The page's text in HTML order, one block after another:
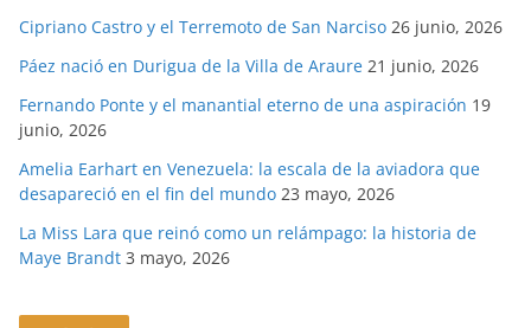
Cipriano Castro y el Terremoto de San Narciso 26 junio, 2026
Páez nació en Durigua de la Villa de Araure 21 junio, 2026
Fernando Ponte y el manantial eterno de una aspiración 19
junio, 2026
Amelia Earhart en Venezuela: la escala de la aviadora que
desapareció en el fin del mundo 23 mayo, 2026
La Miss Lara que reinó como un relámpago: la historia de
Maye Brandt 3 mayo, 2026